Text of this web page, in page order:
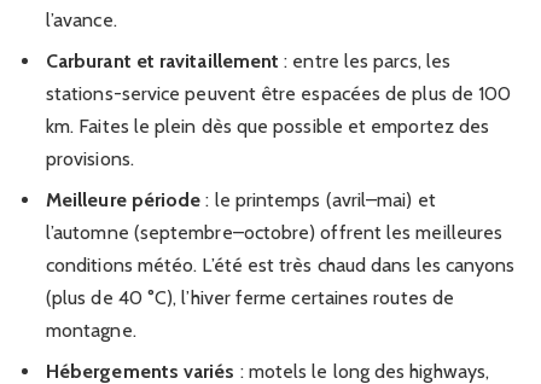
l’avance.
Carburant et ravitaillement : entre les parcs, les
stations-service peuvent être espacées de plus de 100
km. Faites le plein dès que possible et emportez des
provisions.
Meilleure période : le printemps (avril–mai) et
l’automne (septembre–octobre) offrent les meilleures
conditions météo. L’été est très chaud dans les canyons
(plus de 40 °C), l’hiver ferme certaines routes de
montagne.
Hébergements variés : motels le long des highways,